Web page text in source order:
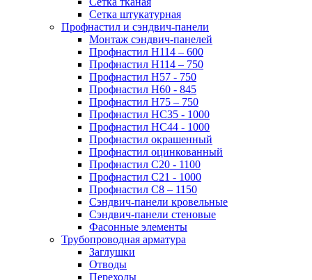
Сетка штукатурная
Профнастил и сэндвич-панели
Монтаж сэндвич-панелей
Профнастил Н114 – 600
Профнастил Н114 – 750
Профнастил Н57 - 750
Профнастил Н60 - 845
Профнастил Н75 – 750
Профнастил НС35 - 1000
Профнастил НС44 - 1000
Профнастил окрашенный
Профнастил оцинкованный
Профнастил С20 - 1100
Профнастил С21 - 1000
Профнастил С8 – 1150
Сэндвич-панели кровельные
Сэндвич-панели стеновые
Фасонные элементы
Трубопроводная арматура
Заглушки
Отводы
Переходы